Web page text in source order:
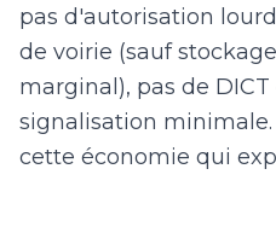
pas d'autorisation
de voirie (sauf
marginal), pas de
signalisation
cette économie qui